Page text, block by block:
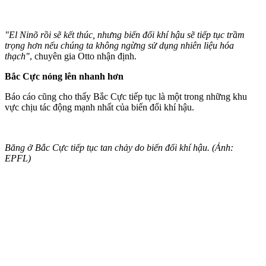
"El Ninõ rồi sẽ kết thúc, nhưng biến đổi khí hậu sẽ tiếp tục trầm
trọng hơn nếu chúng ta không ngừng sử dụng nhiên liệu hóa
thạch", chuyên gia Otto nhận định.
Bắc Cực nóng lên nhanh hơn
Báo cáo cũng cho thấy Bắc Cực tiếp tục là một trong những khu
vực chịu tác động mạnh nhất của biến đổi khí hậu.
Băng ở Bắc Cực tiếp tục tan chảy do biến đổi khí hậu. (Ảnh:
EPFL)